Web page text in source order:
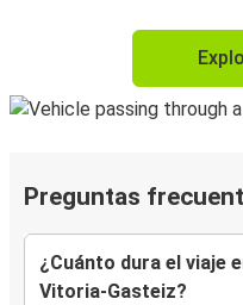
Preguntas
¿Cuánto dura el viaje
Vitoria-Gasteiz?